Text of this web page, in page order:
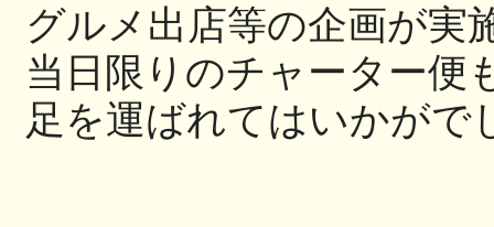
グルメ出店等の企画が実
当日限りのチャーター便
足を運ばれてはいかがで